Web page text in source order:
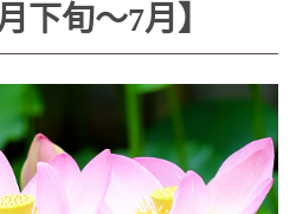
下旬〜7月】